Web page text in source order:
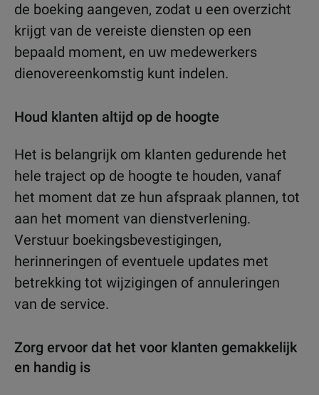
de boeking aangeven, zodat u een overzicht
krijgt van de vereiste diensten op een
bepaald moment, en uw medewerkers
dienovereenkomstig kunt indelen.
Houd klanten altijd op de hoogte
Het is belangrijk om klanten gedurende het
hele traject op de hoogte te houden, vanaf
het moment dat ze hun afspraak plannen, tot
aan het moment van dienstverlening.
Verstuur boekingsbevestigingen,
herinneringen of eventuele updates met
betrekking tot wijzigingen of annuleringen
van de service.
Zorg ervoor dat het voor klanten gemakkelijk
en handig is